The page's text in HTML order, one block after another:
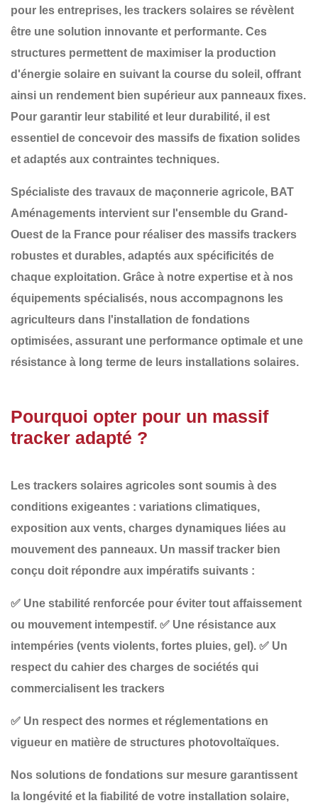
pour les entreprises, les trackers solaires se révèlent
être une solution innovante et performante. Ces
structures permettent de maximiser la production
d'énergie solaire en suivant la course du soleil, offrant
ainsi un rendement bien supérieur aux panneaux fixes.
Pour garantir leur stabilité et leur durabilité, il est
essentiel de concevoir des massifs de fixation solides
et adaptés aux contraintes techniques.
Spécialiste des travaux de maçonnerie agricole, BAT
Aménagements intervient sur l'ensemble du Grand-
Ouest de la France pour réaliser des massifs trackers
robustes et durables, adaptés aux spécificités de
chaque exploitation. Grâce à notre expertise et à nos
équipements spécialisés, nous accompagnons les
agriculteurs dans l'installation de fondations
optimisées, assurant une performance optimale et une
résistance à long terme de leurs installations solaires.
Pourquoi opter pour un massif
tracker adapté ?
Les trackers solaires agricoles sont soumis à des
conditions exigeantes : variations climatiques,
exposition aux vents, charges dynamiques liées au
mouvement des panneaux. Un massif tracker bien
conçu doit répondre aux impératifs suivants :
✅ Une stabilité renforcée pour éviter tout affaissement
ou mouvement intempestif. ✅ Une résistance aux
intempéries (vents violents, fortes pluies, gel). ✅ Un
respect du cahier des charges de sociétés qui
commercialisent les trackers
✅ Un respect des normes et réglementations en
vigueur en matière de structures photovoltaïques.
Nos solutions de fondations sur mesure garantissent
la longévité et la fiabilité de votre installation solaire,